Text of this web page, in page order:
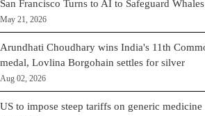
San Francisco Turns to AI to Safeguard
May 21, 2026
Arundhati Choudhary wins India's 11th
medal, Lovlina Borgohain settles for silver
Aug 02, 2026
US to impose steep tariffs on generic